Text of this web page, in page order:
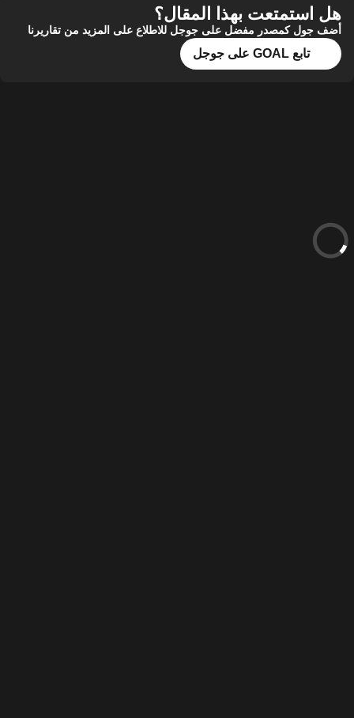
هل استمتعت بهذا المقال؟
أضف جول كمصدر مفضل على جوجل للاطلاع على المزيد من تقاريرنا
تابع GOAL على جوجل